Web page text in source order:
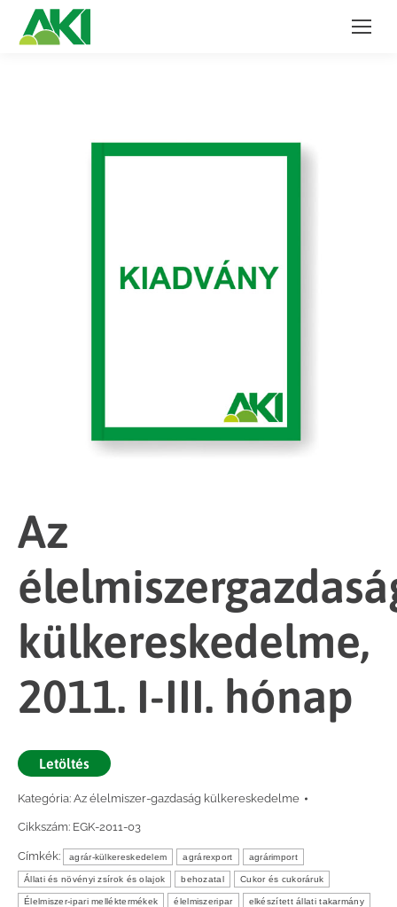
Az
külkereskedelme,
2011. I-III. hónap
Letöltés
Kategória: Az élelmiszer-gazdaság külkereskedelme
Cikkszám: EGK-2011-03
Címkék: agrár-külkereskedelem agrárexport agrárimport
Állati és növényi zsírok és olajok behozatal Cukor és cukoráruk
Élelmiszer-ipari melléktermékek élelmiszeripar elkészített állati takarmány